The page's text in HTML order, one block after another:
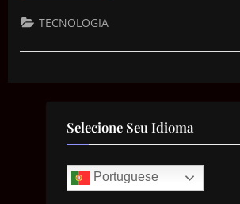
TECNOLOGIA
Selecione Seu Idioma
Portuguese